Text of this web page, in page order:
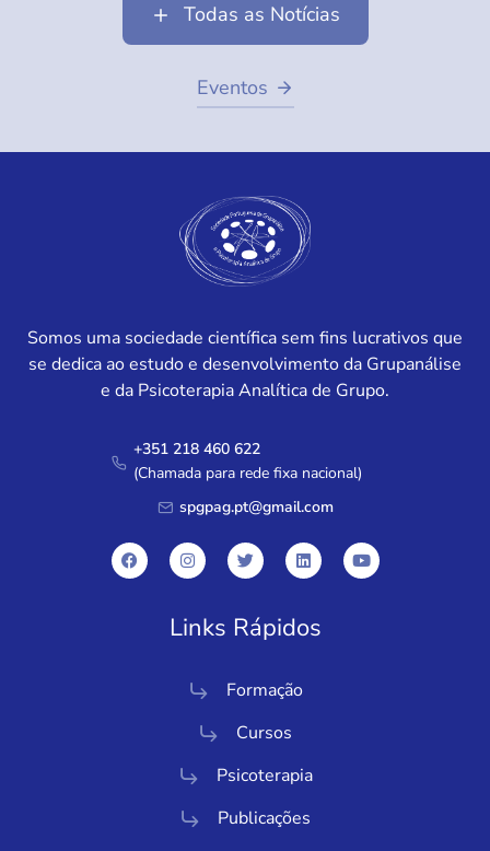
Todas as Notícias
Eventos
Somos uma sociedade científica sem fins lucrativos que
se dedica ao estudo e desenvolvimento da Grupanálise
e da Psicoterapia Analítica de Grupo.
+351 218 460 622
(Chamada para rede fixa nacional)
spgpag.pt@gmail.com
Links Rápidos
Formação
Cursos
Psicoterapia
Publicações